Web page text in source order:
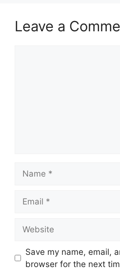
Leave a
Save my name, email,
browser for the next